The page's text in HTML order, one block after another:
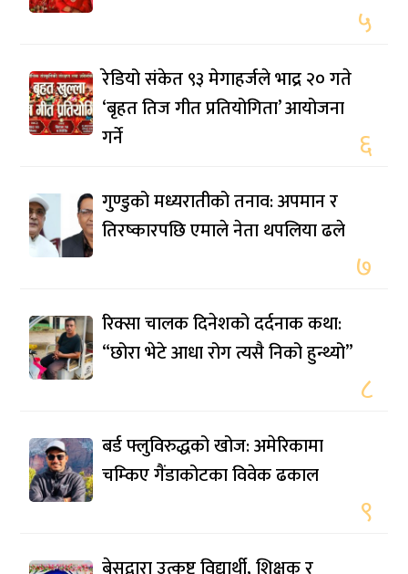
५
रेडियो संकेत ९३ मेगाहर्जले भाद्र २० गते
‘बृहत तिज गीत प्रतियोगिता’ आयोजना
गर्ने
६
गुण्डुको मध्यरातीको तनाव: अपमान र
तिरष्कारपछि एमाले नेता थपलिया ढले
७
रिक्सा चालक दिनेशको दर्दनाक कथा:
“छोरा भेटे आधा रोग त्यसै निको हुन्थ्यो”
८
बर्ड फ्लुविरुद्धको खोज: अमेरिकामा
चम्किए गैंडाकोटका विवेक ढकाल
९